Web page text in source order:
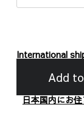
International
Add
日本国内にお